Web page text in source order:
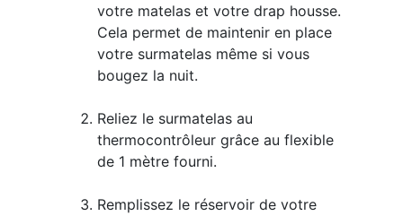
votre matelas et votre drap housse.
Cela permet de maintenir en place
votre surmatelas même si vous
bougez la nuit.
Reliez le surmatelas au
thermocontrôleur grâce au flexible
de 1 mètre fourni.
Remplissez le réservoir de votre